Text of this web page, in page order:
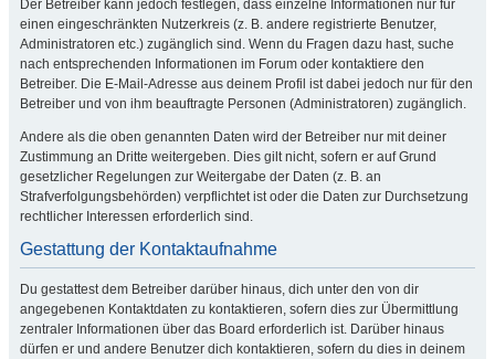
Der Betreiber kann jedoch festlegen, dass einzelne Informationen nur für
einen eingeschränkten Nutzerkreis (z. B. andere registrierte Benutzer,
Administratoren etc.) zugänglich sind. Wenn du Fragen dazu hast, suche
nach entsprechenden Informationen im Forum oder kontaktiere den
Betreiber. Die E-Mail-Adresse aus deinem Profil ist dabei jedoch nur für den
Betreiber und von ihm beauftragte Personen (Administratoren) zugänglich.
Andere als die oben genannten Daten wird der Betreiber nur mit deiner
Zustimmung an Dritte weitergeben. Dies gilt nicht, sofern er auf Grund
gesetzlicher Regelungen zur Weitergabe der Daten (z. B. an
Strafverfolgungsbehörden) verpflichtet ist oder die Daten zur Durchsetzung
rechtlicher Interessen erforderlich sind.
Gestattung der Kontaktaufnahme
Du gestattest dem Betreiber darüber hinaus, dich unter den von dir
angegebenen Kontaktdaten zu kontaktieren, sofern dies zur Übermittlung
zentraler Informationen über das Board erforderlich ist. Darüber hinaus
dürfen er und andere Benutzer dich kontaktieren, sofern du dies in deinem